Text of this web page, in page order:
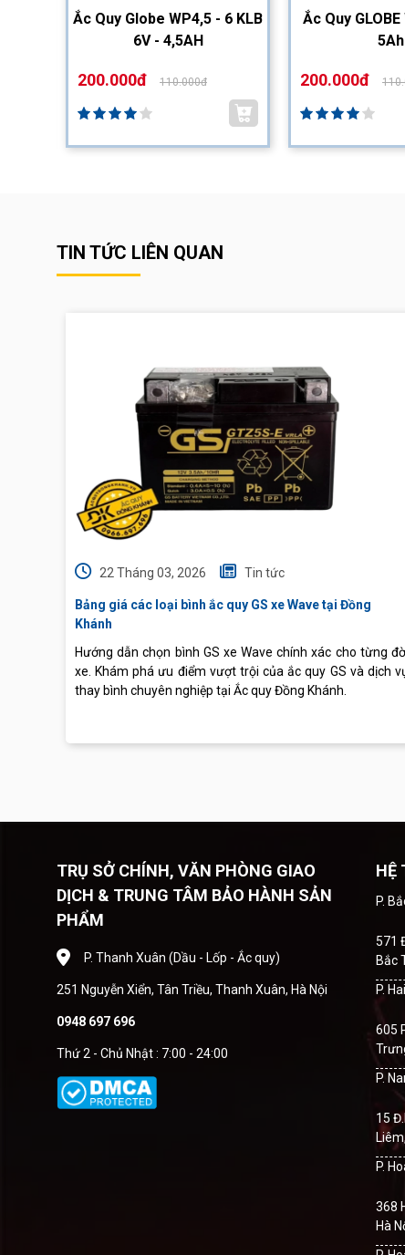
Ắc Quy Globe WP4,5 - 6 KLB
6V - 4,5AH
200.000đ 110.000đ
Ắc Quy
5Ah
200.000đ
TIN TỨC LIÊN QUAN
22 Tháng 03, 2026 Tin tức
Bảng giá các loại bình ắc quy GS xe Wave tại Đồng
Khánh
Hướng dẫn chọn bình GS xe Wave chính xác cho từng
xe. Khám phá ưu điểm vượt trội của ắc quy GS và dịch
thay bình chuyên nghiệp tại Ắc quy Đồng Khánh.
TRỤ SỞ CHÍNH, VĂN PHÒNG GIAO
DỊCH & TRUNG TÂM BẢO HÀNH SẢN
PHẨM
P. Thanh Xuân (Dầu - Lốp - Ắc quy)
251 Nguyễn Xiển, Tân Triều, Thanh Xuân, Hà Nội
0948 697 696
Thứ 2 - Chủ Nhật : 7:00 - 24:00
HỆ
P.
571
Bắc
P.
605
P.
15
P.
368
Hà